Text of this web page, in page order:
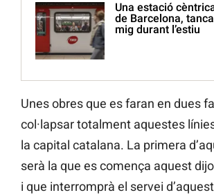
Una estació
de Barcelona,
mig durant l’estiu
Unes obres que es faran en dues
col·lapsar totalment aquestes
la capital catalana. La primera
serà la que es comença aquest
i que interromprà el servei